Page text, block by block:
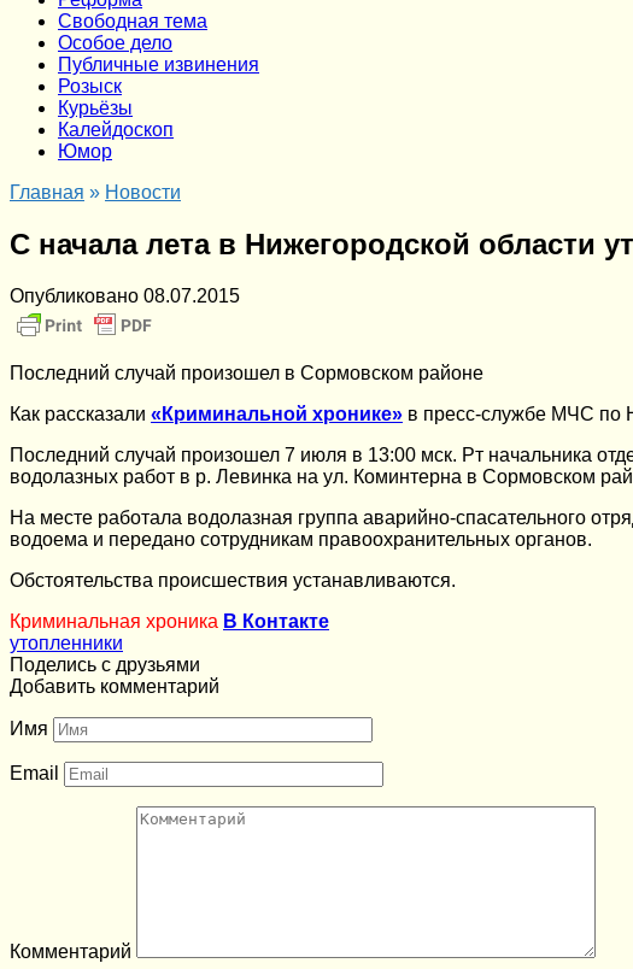
Cвободная тема
Особое дело
Публичные извинения
Розыск
Курьёзы
Калейдоскоп
Юмор
Главная » Новости
С начала лета в Нижегородской области
Опубликовано 08.07.2015
Последний случай произошел в Сормовском районе
Как рассказали «Криминальной хронике» в пресс-службе МЧС по
Последний случай произошел 7 июля в 13:00 мск. Рт начальника
водолазных работ в р. Левинка на ул. Коминтерна в Сормовском
На месте работала водолазная группа аварийно-спасательного
водоема и передано сотрудникам правоохранительных органов.
Обстоятельства происшествия устанавливаются.
Криминальная хроника В Контакте
утопленники
Поделись с друзьями
Добавить комментарий
Имя
Email
Комментарий